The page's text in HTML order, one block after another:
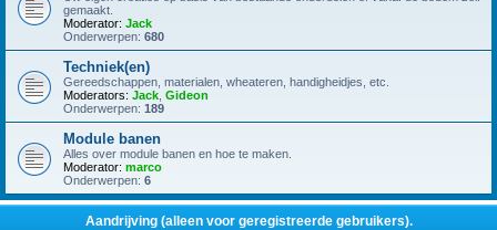
gemaakt.
Moderator: Jack
Onderwerpen: 680
Techniek(en)
Gereedschappen, materialen, wheateren, handigheidjes, etc.
Moderators: Jack Gideon
Onderwerpen: 189
Module banen
Alles over module banen en hoe te maken.
Moderator: marco
Onderwerpen: 6
Aandrijving (alleen voor geregistreerde gebruikers).